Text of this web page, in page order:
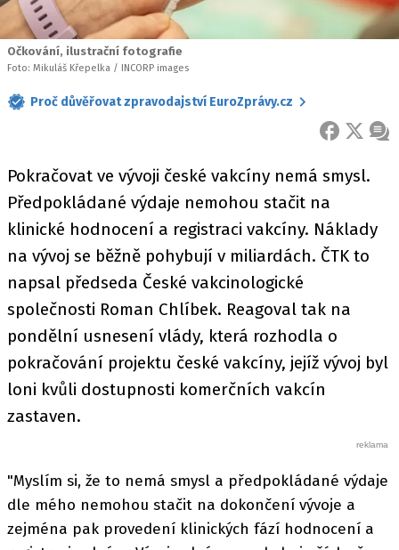
Očkování, ilustrační fotografie
Foto: Mikuláš Křepelka / INCORP images
Proč důvěřovat zpravodajství EuroZprávy.cz
FACEBOOK
X
Pokračovat ve vývoji české vakcíny nemá smysl.
Předpokládané výdaje nemohou stačit na
klinické hodnocení a registraci vakcíny. Náklady
na vývoj se běžně pohybují v miliardách. ČTK to
napsal předseda České vakcinologické
společnosti Roman Chlíbek. Reagoval tak na
pondělní usnesení vlády, která rozhodla o
pokračování projektu české vakcíny, jejíž vývoj byl
loni kvůli dostupnosti komerčních vakcín
zastaven.
"Myslím si, že to nemá smysl a předpokládané výdaje
dle mého nemohou stačit na dokončení vývoje a
zejména pak provedení klinických fází hodnocení a